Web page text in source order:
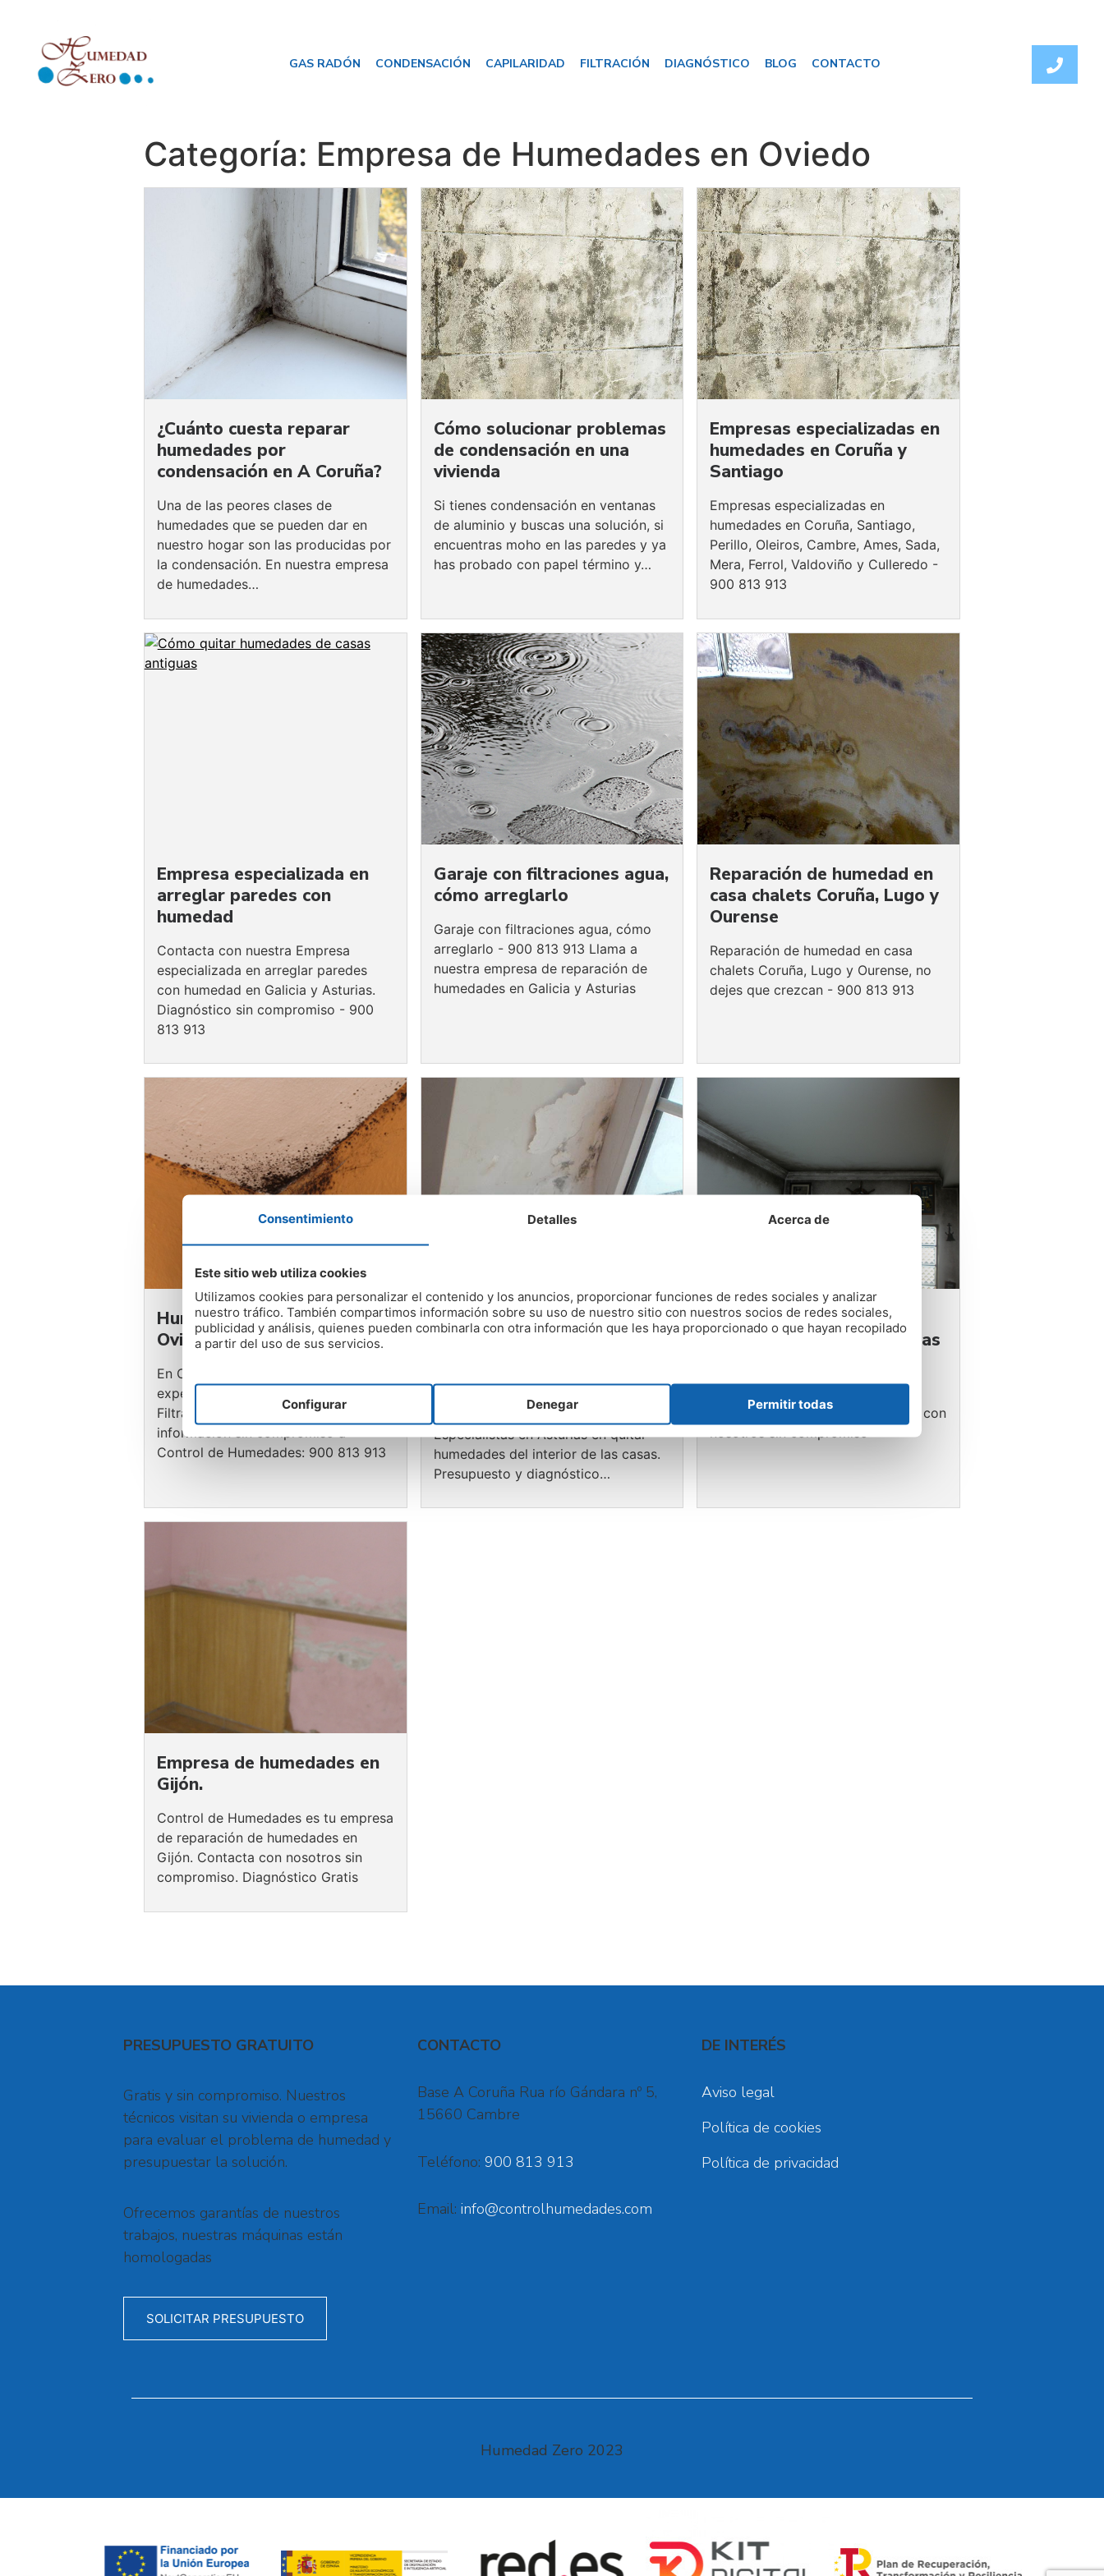
GAS RADÓN CONDENSACIÓN CAPILARIDAD FILTRACIÓN DIAGNÓSTICO BLOG CONTACTO
Categoría: Empresa de Humedades en Oviedo
¿Cuánto cuesta reparar
humedades por
condensación en A Coruña?
Una de las peores clases de
humedades que se pueden dar en
nuestro hogar son las producidas por
la condensación. En nuestra empresa
de humedades…
Cómo solucionar problemas
de condensación en una
vivienda
Si tienes condensación en ventanas
de aluminio y buscas una solución, si
encuentras moho en las paredes y ya
has probado con papel término y…
Empresas especializadas en
humedades en Coruña y
Santiago
Empresas especializadas en
humedades en Coruña, Santiago,
Perillo, Oleiros, Cambre, Ames, Sada,
Mera, Ferrol, Valdoviño y Culleredo -
900 813 913
Empresa especializada en
arreglar paredes con
humedad
Contacta con nuestra Empresa
especializada en arreglar paredes
con humedad en Galicia y Asturias.
Diagnóstico sin compromiso - 900
813 913
Garaje con filtraciones agua,
cómo arreglarlo
Garaje con filtraciones agua, cómo
arreglarlo - 900 813 913 Llama a
nuestra empresa de reparación de
humedades en Galicia y Asturias
Reparación de humedad en
casa chalets Coruña, Lugo y
Ourense
Reparación de humedad en casa
chalets Coruña, Lugo y Ourense, no
dejes que crezcan - 900 813 913
Humedades y Filtraciones
Oviedo
En Control de Humedades son
expertos en Humedades y
Filtraciones Oviedo, pide más
información sin compromiso a
Control de Humedades: 900 813 913
Especialistas en humedades
del interior de las casas en
de humedades en Asturias con
Especialistas en Asturias en quitar
humedades del interior de las casas.
Presupuesto y diagnóstico…
Empresa de tratamiento
anti humedades en Asturias
humedades en Asturias. Contacta con
nosotros sin compromiso
Empresa de humedades en
Gijón.
Control de Humedades es tu empresa
de reparación de humedades en
Gijón. Contacta con nosotros sin
compromiso. Diagnóstico Gratis
PRESUPUESTO GRATUITO
Gratis y sin compromiso. Nuestros
técnicos visitan su vivienda o empresa
para evaluar el problema de humedad y
presupuestar la solución.
Ofrecemos garantías de nuestros
trabajos, nuestras máquinas están
homologadas
SOLICITAR PRESUPUESTO
CONTACTO
Base A Coruña Rua río Gándara nº 5,
15660 Cambre
Teléfono: 900 813 913
Email:info@controlhumedades.com
DE INTERÉS
Aviso legal
Política de cookies
Política de privacidad
Humedad Zero 2023
Consentimiento Detalles Acerca de
Este sitio web utiliza cookies
Utilizamos cookies para personalizar el contenido y los anuncios, proporcionar funciones de redes sociales y analizar
nuestro tráfico. También compartimos información sobre su uso de nuestro sitio con nuestros socios de redes sociales,
publicidad y análisis, quienes pueden combinarla con otra información que les haya proporcionado o que hayan recopilado
a partir del uso de sus servicios.
Configurar Denegar Permitir todas